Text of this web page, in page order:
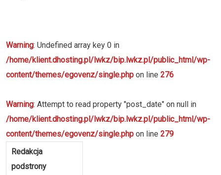
Warning: Undefined array key 0 in
/home/klient.dhosting.pl/lwkz/bip.lwkz.pl/public_html/wp-
content/themes/egovenz/single.php on line 276
Warning: Attempt to read property "post_date" on null in
/home/klient.dhosting.pl/lwkz/bip.lwkz.pl/public_html/wp-
content/themes/egovenz/single.php on line 279
Redakcja
podstrony